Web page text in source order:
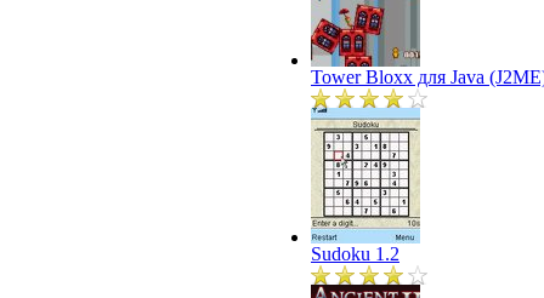
Tower Bloxx для Java
Sudoku 1.2